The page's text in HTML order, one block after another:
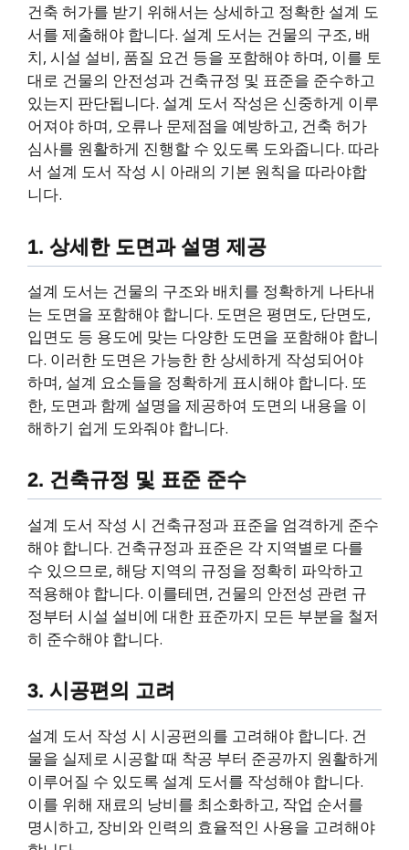
건축 허가를 받기 위해서는 상세하고 정확한 설계 도
서를 제출해야 합니다. 설계 도서는 건물의 구조, 배
치, 시설 설비, 품질 요건 등을 포함해야 하며, 이를 토
대로 건물의 안전성과 건축규정 및 표준을 준수하고
있는지 판단됩니다. 설계 도서 작성은 신중하게 이루
어져야 하며, 오류나 문제점을 예방하고, 건축 허가
심사를 원활하게 진행할 수 있도록 도와줍니다. 따라
서 설계 도서 작성 시 아래의 기본 원칙을 따라야합
니다.
1. 상세한 도면과 설명 제공
설계 도서는 건물의 구조와 배치를 정확하게 나타내
는 도면을 포함해야 합니다. 도면은 평면도, 단면도,
입면도 등 용도에 맞는 다양한 도면을 포함해야 합니
다. 이러한 도면은 가능한 한 상세하게 작성되어야
하며, 설계 요소들을 정확하게 표시해야 합니다. 또
한, 도면과 함께 설명을 제공하여 도면의 내용을 이
해하기 쉽게 도와줘야 합니다.
2. 건축규정 및 표준 준수
설계 도서 작성 시 건축규정과 표준을 엄격하게 준수
해야 합니다. 건축규정과 표준은 각 지역별로 다를
수 있으므로, 해당 지역의 규정을 정확히 파악하고
적용해야 합니다. 이를테면, 건물의 안전성 관련 규
정부터 시설 설비에 대한 표준까지 모든 부분을 철저
히 준수해야 합니다.
3. 시공편의 고려
설계 도서 작성 시 시공편의를 고려해야 합니다. 건
물을 실제로 시공할 때 착공 부터 준공까지 원활하게
이루어질 수 있도록 설계 도서를 작성해야 합니다.
이를 위해 재료의 낭비를 최소화하고, 작업 순서를
명시하고, 장비와 인력의 효율적인 사용을 고려해야